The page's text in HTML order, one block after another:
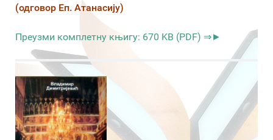
(одговор Еп. Атанасију)
Преузми комплетну књигу: 670 KB (PDF) ⇒►